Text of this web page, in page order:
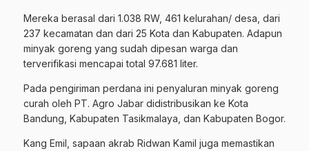
Mereka berasal dari 1.038 RW, 461 kelurahan/ desa, dari
237 kecamatan dan dari 25 Kota dan Kabupaten. Adapun
minyak goreng yang sudah dipesan warga dan
terverifikasi mencapai total 97.681 liter.
Pada pengiriman perdana ini penyaluran minyak goreng
curah oleh PT. Agro Jabar didistribusikan ke Kota
Bandung, Kabupaten Tasikmalaya, dan Kabupaten Bogor.
Kang Emil, sapaan akrab Ridwan Kamil juga memastikan